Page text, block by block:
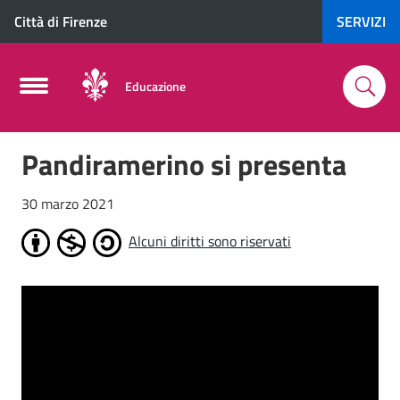
Città di Firenze SERVIZI
Educazione
Pandiramerino si presenta
30 marzo 2021
Alcuni diritti sono riservati